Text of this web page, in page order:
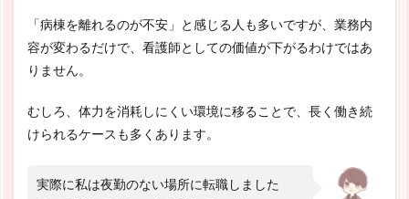
「病棟を離れるのが不安」と感じる人も多いですが、業務内
容が変わるだけで、看護師としての価値が下がるわけではあ
りません。
むしろ、体力を消耗しにくい環境に移ることで、長く働き続
けられるケースも多くあります。
実際に私は夜勤のない場所に転職しました